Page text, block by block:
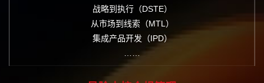
战略到执行（DSTE）
从市场到线索（MTL）
集成产品开发（IPD）